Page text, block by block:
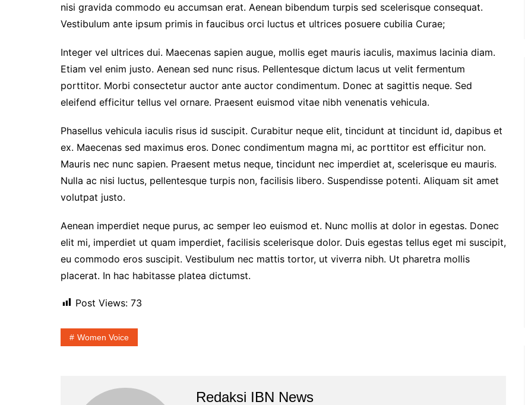
nisi gravida commodo eu accumsan erat. Aenean bibendum turpis sed scelerisque consequat.
Vestibulum ante ipsum primis in faucibus orci luctus et ultrices posuere cubilia Curae;
Integer vel ultrices dui. Maecenas sapien augue, mollis eget mauris iaculis, maximus lacinia diam.
Etiam vel enim justo. Aenean sed nunc risus. Pellentesque dictum lacus ut velit fermentum
porttitor. Morbi consectetur auctor ante auctor condimentum. Donec at sagittis neque. Sed
eleifend efficitur tellus vel ornare. Praesent euismod vitae nibh venenatis vehicula.
Phasellus vehicula iaculis risus id suscipit. Curabitur neque elit, tincidunt at tincidunt id, dapibus et
ex. Maecenas sed maximus eros. Donec condimentum magna mi, ac porttitor est efficitur non.
Mauris nec nunc sapien. Praesent metus neque, tincidunt nec imperdiet at, scelerisque eu mauris.
Nulla ac nisi luctus, pellentesque turpis non, facilisis libero. Suspendisse potenti. Aliquam sit amet
volutpat justo.
Aenean imperdiet neque purus, ac semper leo euismod et. Nunc mollis at dolor in egestas. Donec
elit mi, imperdiet ut quam imperdiet, facilisis scelerisque dolor. Duis egestas tellus eget mi suscipit,
eu commodo eros suscipit. Vestibulum nec mattis tortor, ut viverra nibh. Ut pharetra mollis
placerat. In hac habitasse platea dictumst.
Post Views: 73
Women Voice
Redaksi IBN News